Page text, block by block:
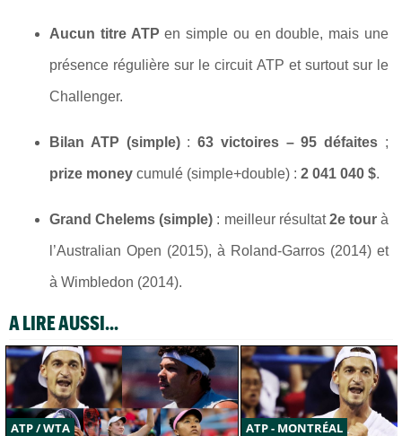
Aucun titre ATP en simple ou en double, mais une
présence régulière sur le circuit ATP et surtout sur le
Challenger.
Bilan ATP (simple):63 victoires – 95 défaites ;
prize money cumulé (simple+double) : 2 041 040 $.
Grand Chelems (simple) : meilleur résultat2e tourà
l’Australian Open (2015), à Roland-Garros (2014) et
à Wimbledon (2014).
A LIRE AUSSI...
ATP / WTA ATP - MONTRÉAL